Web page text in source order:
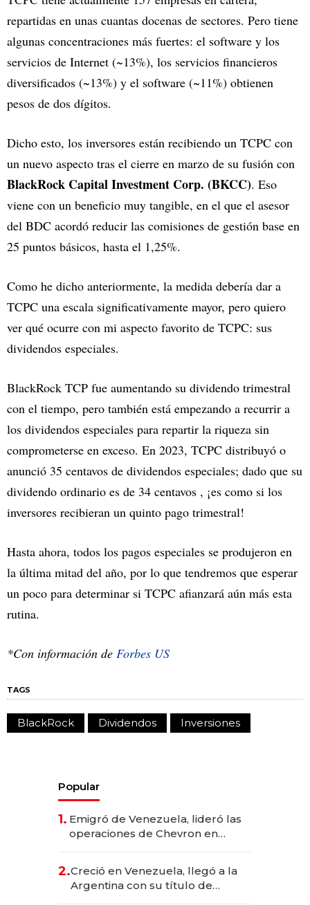
repartidas en unas cuantas docenas de sectores. Pero tiene
algunas concentraciones más fuertes: el software y los
servicios de Internet (~13%), los servicios financieros
diversificados (~13%) y el software (~11%) obtienen
pesos de dos dígitos.
Dicho esto, los inversores están recibiendo un TCPC con
un nuevo aspecto tras el cierre en marzo de su fusión con
BlackRock Capital Investment Corp. (BKCC). Eso
viene con un beneficio muy tangible, en el que el asesor
del BDC acordó reducir las comisiones de gestión base en
25 puntos básicos, hasta el 1,25%.
Como he dicho anteriormente, la medida debería dar a
TCPC una escala significativamente mayor, pero quiero
ver qué ocurre con mi aspecto favorito de TCPC: sus
dividendos especiales.
BlackRock TCP fue aumentando su dividendo trimestral
con el tiempo, pero también está empezando a recurrir a
los dividendos especiales para repartir la riqueza sin
comprometerse en exceso. En 2023, TCPC distribuyó o
anunció 35 centavos de dividendos especiales; dado que su
dividendo ordinario es de 34 centavos , ¡es como si los
inversores recibieran un quinto pago trimestral!
Hasta ahora, todos los pagos especiales se produjeron en
la última mitad del año, por lo que tendremos que esperar
un poco para determinar si TCPC afianzará aún más esta
rutina.
*Con información de Forbes US
TAGS
BlackRock Dividendos Inversiones
Popular
1. Emigró de Venezuela, lideró las
operaciones de Chevron en
2.Creció en Venezuela, llegó a la
Argentina con su título de